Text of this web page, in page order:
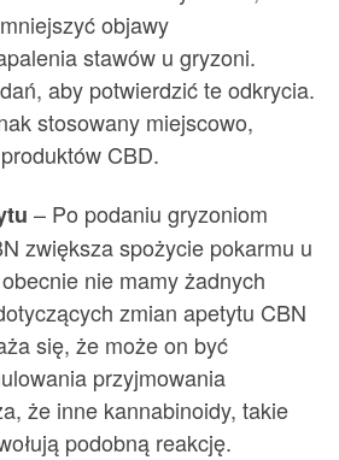
objawy
stawów u gryzoni.
aby potwierdzić te odkrycia.
stosowany miejscowo,
CBD.
– Po podaniu gryzoniom
zwiększa spożycie pokarmu u
nie mamy żadnych
zmian apetytu CBN
się, że może on być
przyjmowania
że inne kannabinoidy, takie
podobną reakcję.